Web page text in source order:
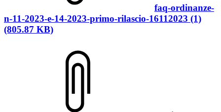
faq-ordinanze-
n-11-2023-e-14-2023-primo-rilascio-16112023 (1)
(805.87 KB)